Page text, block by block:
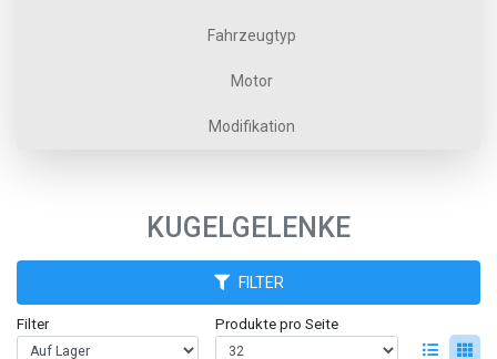
Fahrzeugtyp
Motor
Modifikation
KUGELGELENKE
FILTER
Filter Produkte pro Seite